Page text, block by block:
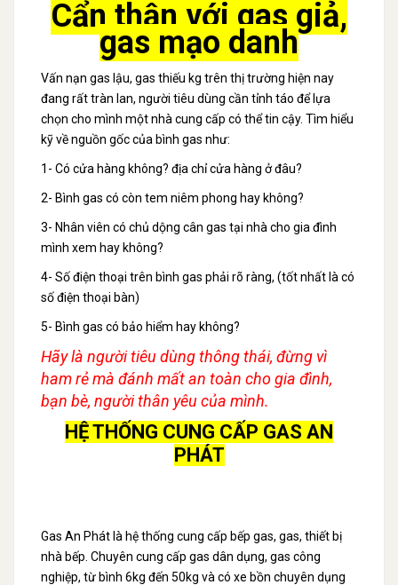
Cẩn thận với gas giả,
gas mạo danh
Vấn nạn gas lậu, gas thiếu kg trên thị trường hiện nay
đang rất tràn lan, người tiêu dùng cần tỉnh táo để lựa
chọn cho mình một nhà cung cấp có thể tin cậy. Tìm hiểu
kỹ về nguồn gốc của bình gas như:
1- Có cửa hàng không? địa chỉ cửa hàng ở đâu?
2- Bình gas có còn tem niêm phong hay không?
3- Nhân viên có chủ dộng cân gas tại nhà cho gia đình
mình xem hay không?
4- Số điện thoại trên bình gas phải rõ ràng, (tốt nhất là có
số điện thoại bàn)
5- Bình gas có bảo hiểm hay không?
Hãy là người tiêu dùng thông thái, đừng vì
ham rẻ mà đánh mất an toàn cho gia đình,
bạn bè, người thân yêu của mình.
HỆ THỐNG CUNG CẤP GAS AN
PHÁT
Gas An Phát là hệ thống cung cấp bếp gas, gas, thiết bị
nhà bếp. Chuyên cung cấp gas dân dụng, gas công
nghiệp, từ bình 6kg đến 50kg và có xe bồn chuyên dụng